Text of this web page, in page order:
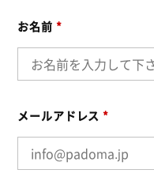
お名前 *
メールアドレス*